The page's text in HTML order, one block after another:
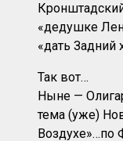
«дедушке
«дать Задний
Так вот…
Ныне —
тема (уже)
Воздухе»…по